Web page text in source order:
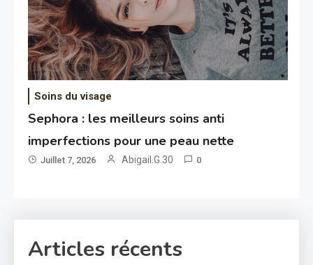
Soins du visage
Sephora : les meilleurs soins anti
imperfections pour une peau nette
Juillet 7, 2026 Abigail.G.30 0
Articles récents